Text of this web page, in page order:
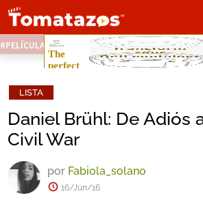
PELÍCULAS STREAMING GRATIS NOTICIAS
LISTA
Daniel Brühl: De Adiós
Civil War
por Fabiola_solano
16/Jun/16